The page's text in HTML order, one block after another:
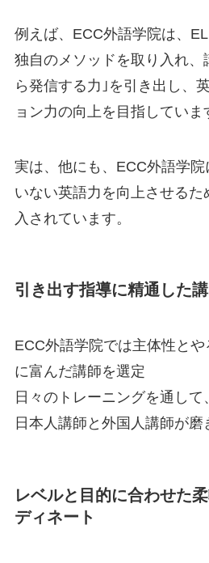
例えば、ECC外語学院は、
独自のメソッドを取り入れ、
ら発信する力｣を引き出し、
ョン力の向上を目指していま
実は、他にも、ECC外語学
いない英語力を向上させるた
入されています。
引き出す指導に精通した
ECC外語学院では主体性と
に富んだ講師を選定
日々のトレーニングを通し
日本人講師と外国人講師が磨
レベルと目的に合わせた
ディネート